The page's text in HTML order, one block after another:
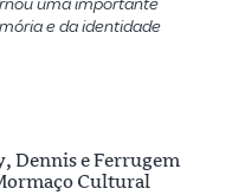
uma importante
e da identidade
Dennis e Ferrugem
Cultural